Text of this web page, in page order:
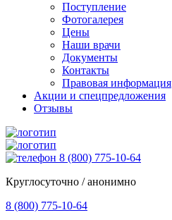
Поступление
Фотогалерея
Цены
Наши врачи
Документы
Контакты
Правовая информация
Акции и спецпредложения
Отзывы
8 (800) 775-10-64
Круглосуточно / анонимно
8 (800) 775-10-64